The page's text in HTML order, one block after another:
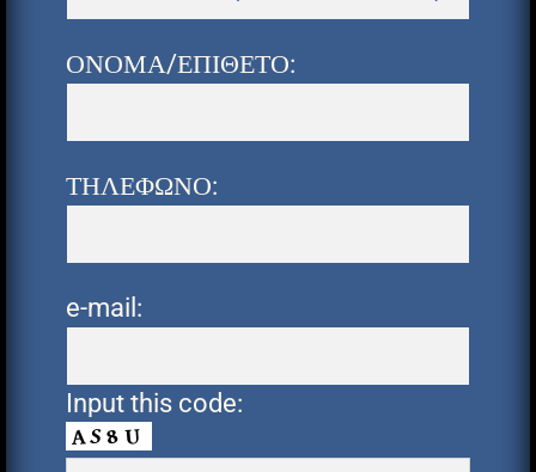
ΟΝΟΜΑ/ΕΠΙΘΕΤΟ:
ΤΗΛΕΦΩΝΟ:
e-mail:
Input this code: